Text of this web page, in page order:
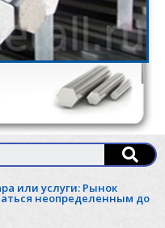
или услуги: Рынок
неопределенным до